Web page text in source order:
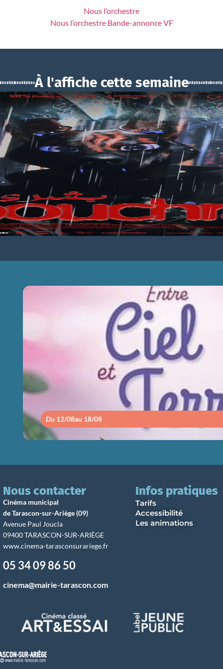
Nous l’orchestre
Nous l’orchestre Bande-annonce VF
À l'affiche cette semaine
BOUCHRA
Du 12/08au 18/08
ENTRE CIEL ET
Nous contacter
Cinéma municipal
de Tarascon-sur-Ariège (09)
Avenue Paul Joucla
09400 TARASCON-SUR-ARIÈGE
www.cinema-tarasconsurariege.fr
05 34 09 86 50
cinema@mairie-tarascon.com
Infos pratiques
Tarifs
Accessibilité
Les animations